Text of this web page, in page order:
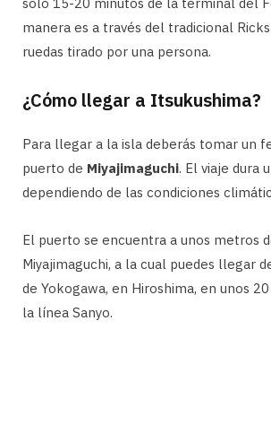
solo 15-20 minutos de la terminal del
manera es a través del tradicional
ruedas tirado por una persona.
¿Cómo llegar a Itsukushima?
Para llegar a la isla deberás tomar un
puerto de Miyajimaguchi. El viaje dura
dependiendo de las condiciones
El puerto se encuentra a unos metros
Miyajimaguchi, a la cual puedes llegar
de Yokogawa, en Hiroshima, en unos
la línea Sanyo.